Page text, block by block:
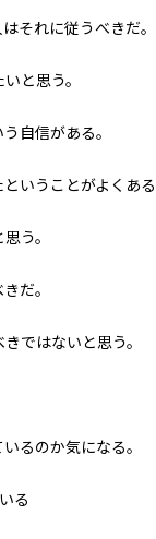
それに従うべきだ。
と思う。
自信がある。
いうことがよくある
う。
だ。
ではないと思う。
るのか気になる。
る